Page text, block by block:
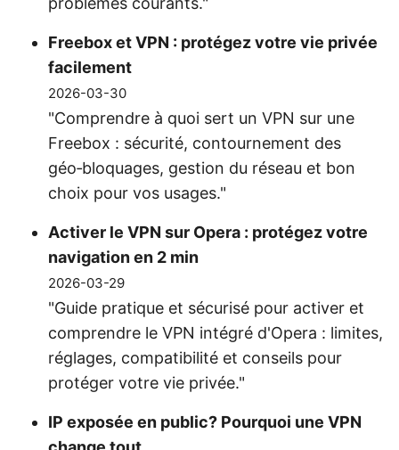
Freebox et VPN : protégez votre vie privée
facilement
2026-03-30
"Comprendre à quoi sert un VPN sur une
Freebox : sécurité, contournement des
géo‑bloquages, gestion du réseau et bon
choix pour vos usages."
Activer le VPN sur Opera : protégez votre
navigation en 2 min
2026-03-29
"Guide pratique et sécurisé pour activer et
comprendre le VPN intégré d'Opera : limites,
réglages, compatibilité et conseils pour
protéger votre vie privée."
IP exposée en public? Pourquoi une VPN